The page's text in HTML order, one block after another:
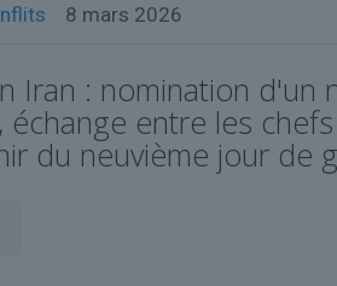
8 mars 2026
Iran : nomination d'un
échange entre les
du neuvième jour de